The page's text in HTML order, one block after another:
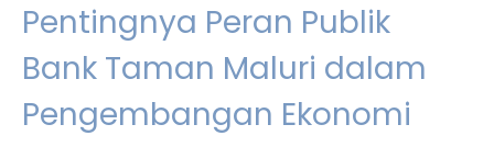
Pentingnya Peran Publik
Bank Taman Maluri dalam
Pengembangan Ekonomi